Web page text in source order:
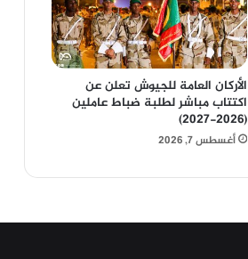
الأركان العامة للجيوش تعلن عن
اكتتاب مباشر لطلبة ضباط عاملين
(2026-2027)
أغسطس 7, 2026